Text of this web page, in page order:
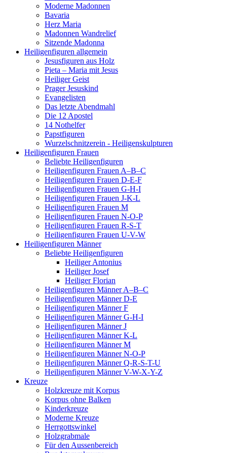
Moderne Madonnen
Bavaria
Herz Maria
Madonnen Wandrelief
Sitzende Madonna
Heiligenfiguren allgemein
Jesusfiguren aus Holz
Pieta – Maria mit Jesus
Heiliger Geist
Prager Jesuskind
Evangelisten
Das letzte Abendmahl
Die 12 Apostel
14 Nothelfer
Papstfiguren
Wurzelschnitzerein - Heiligenskulpturen
Heiligenfiguren Frauen
Beliebte Heiligenfiguren
Heiligenfiguren Frauen A–B–C
Heiligenfiguren Frauen D-E-F
Heiligenfiguren Frauen G-H-I
Heiligenfiguren Frauen J-K-L
Heiligenfiguren Frauen M
Heiligenfiguren Frauen N-O-P
Heiligenfiguren Frauen R-S-T
Heiligenfiguren Frauen U-V-W
Heiligenfiguren Männer
Beliebte Heiligenfiguren
Heiliger Antonius
Heiliger Josef
Heiliger Florian
Heiligenfiguren Männer A–B–C
Heiligenfiguren Männer D-E
Heiligenfiguren Männer F
Heiligenfiguren Männer G-H-I
Heiligenfiguren Männer J
Heiligenfiguren Männer K-L
Heiligenfiguren Männer M
Heiligenfiguren Männer N-O-P
Heiligenfiguren Männer Q-R-S-T-U
Heiligenfiguren Männer V-W-X-Y-Z
Kreuze
Holzkreuze mit Korpus
Korpus ohne Balken
Kinderkreuze
Moderne Kreuze
Herrgottswinkel
Holzgrabmale
Für den Aussenbereich